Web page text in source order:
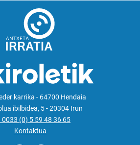
karrika - 64700 Hendaia
ibilbidea, 5 - 20304 Irun
0033 (0) 5 59 48 36 65
Kontaktua